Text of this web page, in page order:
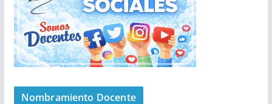
Nombramiento Docente